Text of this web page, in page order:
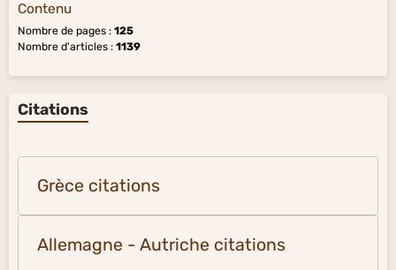
Contenu
Nombre de pages : 125
Nombre d'articles : 1139
Citations
Grèce citations
Allemagne - Autriche citations